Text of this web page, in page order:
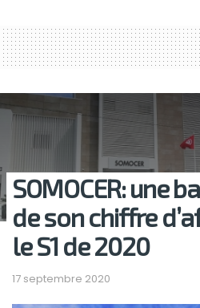
SOMOCER: une
de son chiffre
le S1 de 2020
17 septembre 2020